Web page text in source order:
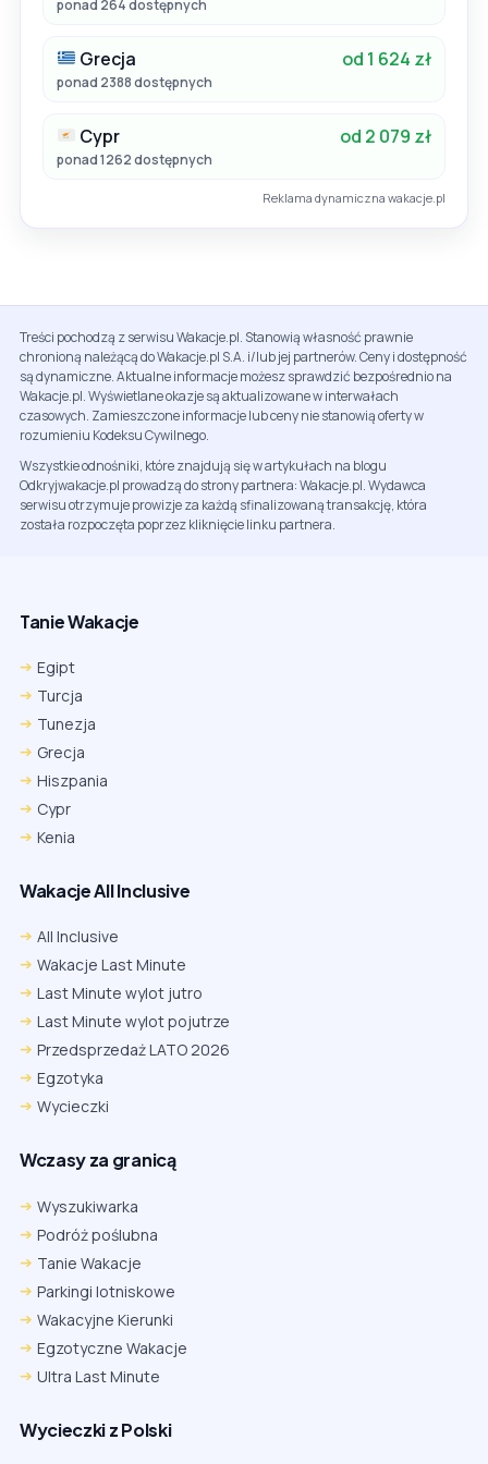
ponad 264 dostępnych
Grecja od 1 624 zł
ponad 2388 dostępnych
Cypr od 2 079 zł
ponad 1262 dostępnych
Reklama dynamiczna wakacje.pl
Treści pochodzą z serwisu Wakacje.pl. Stanowią własność prawnie
chronioną należącą do Wakacje.pl S.A. i/lub jej partnerów. Ceny i dostępność
są dynamiczne. Aktualne informacje możesz sprawdzić bezpośrednio na
Wakacje.pl. Wyświetlane okazje są aktualizowane w interwałach
czasowych. Zamieszczone informacje lub ceny nie stanowią oferty w
rozumieniu Kodeksu Cywilnego.
Wszystkie odnośniki, które znajdują się w artykułach na blogu
Odkryjwakacje.pl prowadzą do strony partnera: Wakacje.pl. Wydawca
serwisu otrzymuje prowizje za każdą sfinalizowaną transakcję, która
została rozpoczęta poprzez kliknięcie linku partnera.
Tanie Wakacje
Egipt
Turcja
Tunezja
Grecja
Hiszpania
Cypr
Kenia
Wakacje All Inclusive
All Inclusive
Wakacje Last Minute
Last Minute wylot jutro
Last Minute wylot pojutrze
Przedsprzedaż LATO 2026
Egzotyka
Wycieczki
Wczasy za granicą
Wyszukiwarka
Podróż poślubna
Tanie Wakacje
Parkingi lotniskowe
Wakacyjne Kierunki
Egzotyczne Wakacje
Ultra Last Minute
Wycieczki z Polski